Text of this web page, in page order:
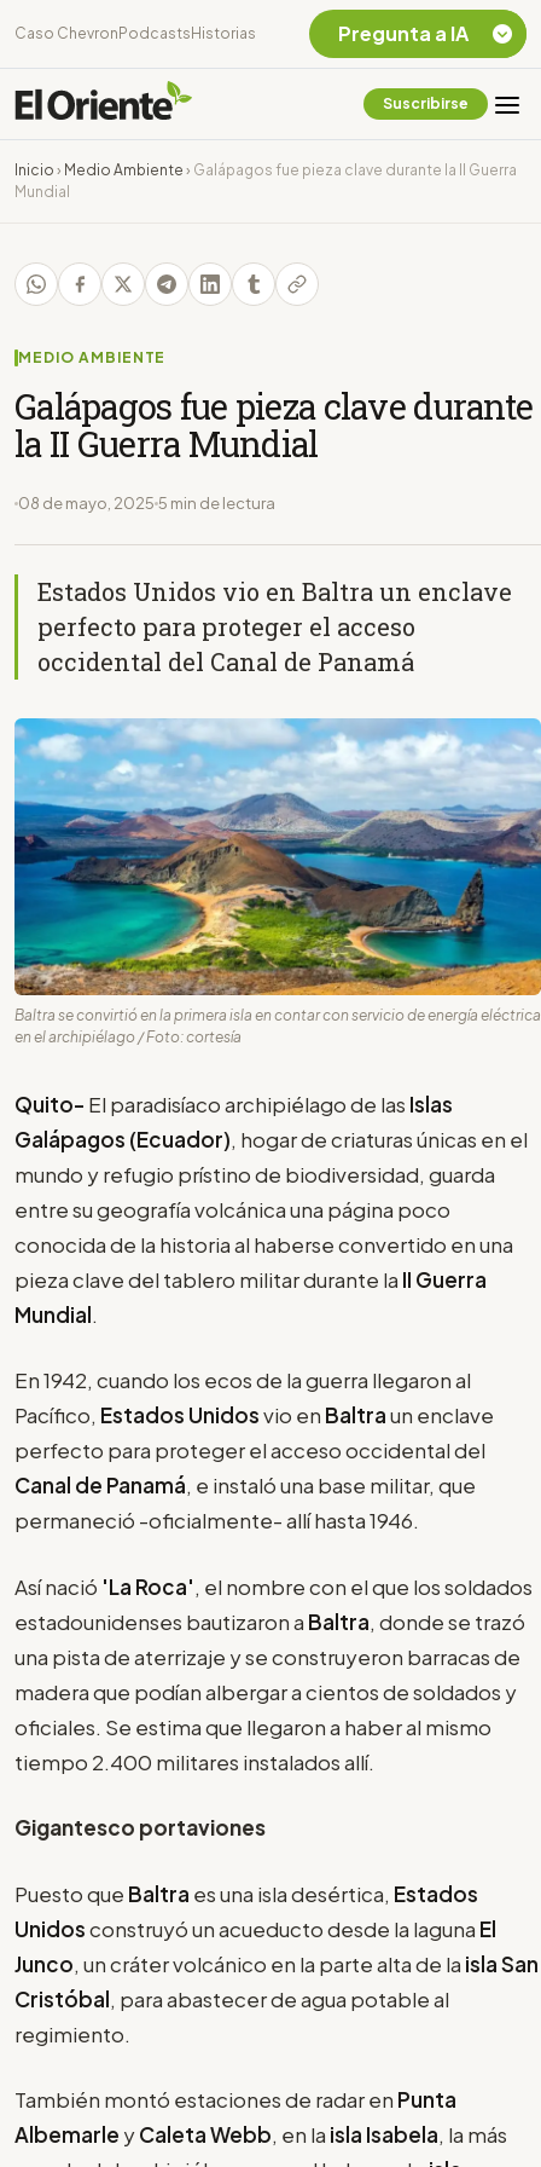
Caso Chevron Podcasts Historias
Suscribirse
Inicio › Medio Ambiente › Galápagos fue pieza clave durante la II Guerra
Mundial
MEDIO AMBIENTE
Galápagos fue pieza clave durante
la II Guerra Mundial
08 de mayo, 2025 5 min de lectura
Estados Unidos vio en Baltra un enclave
perfecto para proteger el acceso
occidental del Canal de Panamá
Baltra se convirtió en la primera isla en contar con servicio de energía eléctrica
en el archipiélago / Foto: cortesía
Quito- El paradisíaco archipiélago de las Islas
Galápagos (Ecuador), hogar de criaturas únicas en el
mundo y refugio prístino de biodiversidad, guarda
entre su geografía volcánica una página poco
conocida de la historia al haberse convertido en una
pieza clave del tablero militar durante la II Guerra
Mundial.
En 1942, cuando los ecos de la guerra llegaron al
Pacífico, Estados Unidosvio en Baltraun enclave
perfecto para proteger el acceso occidental del
Canal de Panamá, e instaló una base militar, que
permaneció -oficialmente- allí hasta 1946.
Así nació 'La Roca', el nombre con el que los soldados
estadounidenses bautizaron a Baltra, donde se trazó
una pista de aterrizaje y se construyeron barracas de
madera que podían albergar a cientos de soldados y
oficiales. Se estima que llegaron a haber al mismo
tiempo 2.400 militares instalados allí.
Gigantesco portaviones
Puesto que Baltra es una isla desértica, Estados
Unidosconstruyó un acueducto desde la laguna El
Junco, un cráter volcánico en la parte alta de la isla San
Cristóbal, para abastecer de agua potable al
regimiento.
También montó estaciones de radar en Punta
Albemarle yCaleta Webb, en la isla Isabela, la más
Pregunta a IA
Chevron Ecuador